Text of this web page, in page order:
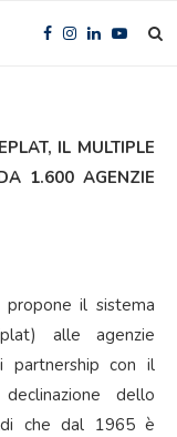
IL MULTIPLE
1.600 AGENZIE
il sistema
alle agenzie
partnership con il
dello
che dal 1965 è